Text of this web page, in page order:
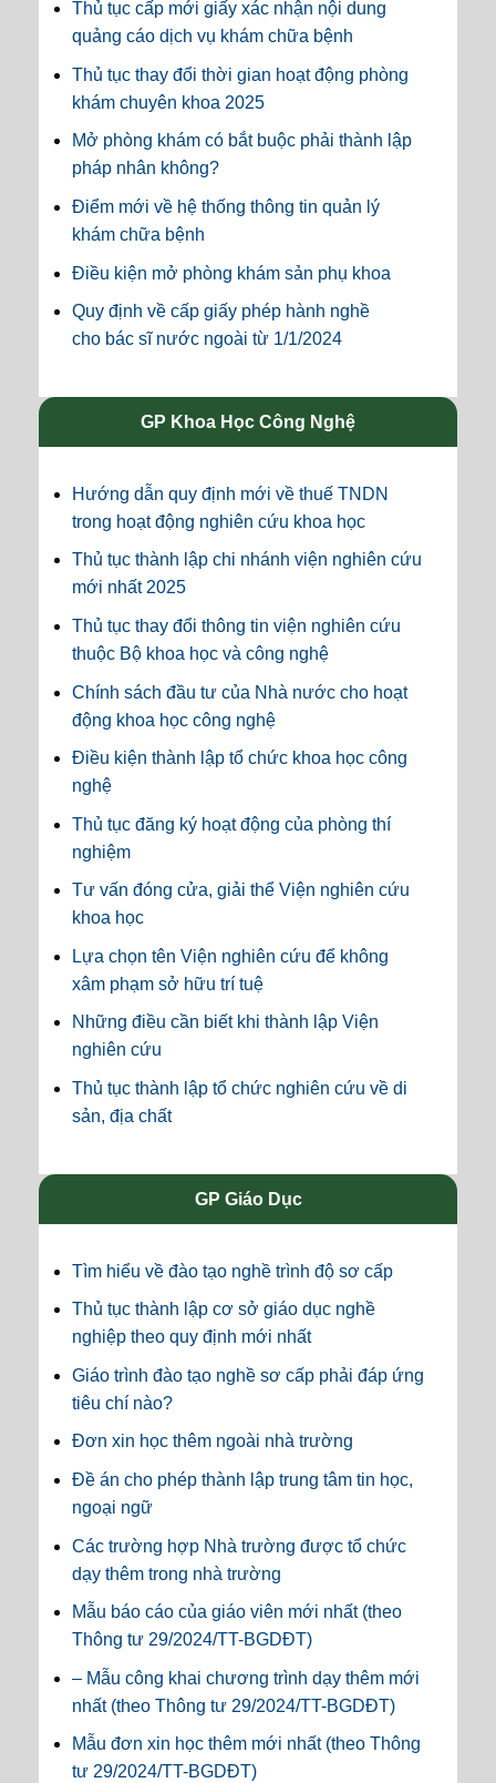
Thủ tục cấp mới giấy xác nhận nội dung
quảng cáo dịch vụ khám chữa bệnh
Thủ tục thay đổi thời gian hoạt động phòng
khám chuyên khoa 2025
Mở phòng khám có bắt buộc phải thành lập
pháp nhân không?
Điểm mới về hệ thống thông tin quản lý
khám chữa bệnh
Điều kiện mở phòng khám sản phụ khoa
Quy định về cấp giấy phép hành nghề
cho bác sĩ nước ngoài từ 1/1/2024
GP Khoa Học Công Nghệ
Hướng dẫn quy định mới về thuế TNDN
trong hoạt động nghiên cứu khoa học
Thủ tục thành lập chi nhánh viện nghiên cứu
mới nhất 2025
Thủ tục thay đổi thông tin viện nghiên cứu
thuộc Bộ khoa học và công nghệ
Chính sách đầu tư của Nhà nước cho hoạt
động khoa học công nghệ
Điều kiện thành lập tổ chức khoa học công
nghệ
Thủ tục đăng ký hoạt động của phòng thí
nghiệm
Tư vấn đóng cửa, giải thể Viện nghiên cứu
khoa học
Lựa chọn tên Viện nghiên cứu để không
xâm phạm sở hữu trí tuệ
Những điều cần biết khi thành lập Viện
nghiên cứu
Thủ tục thành lập tổ chức nghiên cứu về di
sản, địa chất
GP Giáo Dục
Tìm hiểu về đào tạo nghề trình độ sơ cấp
Thủ tục thành lập cơ sở giáo dục nghề
nghiệp theo quy định mới nhất
Giáo trình đào tạo nghề sơ cấp phải đáp ứng
tiêu chí nào?
Đơn xin học thêm ngoài nhà trường
Đề án cho phép thành lập trung tâm tin học,
ngoại ngữ
Các trường hợp Nhà trường được tổ chức
dạy thêm trong nhà trường
Mẫu báo cáo của giáo viên mới nhất (theo
Thông tư 29/2024/TT-BGDĐT)
– Mẫu công khai chương trình dạy thêm mới
nhất (theo Thông tư 29/2024/TT-BGDĐT)
Mẫu đơn xin học thêm mới nhất (theo Thông
tư 29/2024/TT-BGDĐT)